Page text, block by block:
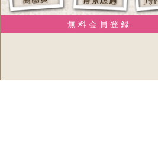
無 料 会 員 登